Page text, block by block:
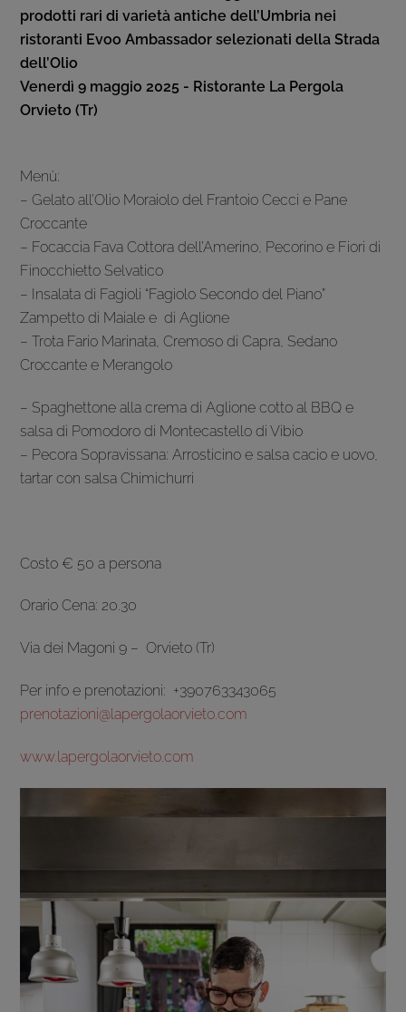
prodotti rari di varietà antiche dell’Umbria nei
ristoranti Evoo Ambassador selezionati della Strada
dell’Olio
Venerdì 9 maggio​ 2025 -​ Ristorante La Pergola
Orvieto (Tr)
Menù:
– Gelato all’Olio Moraiolo del Frantoio Cecci e Pane
Croccante
– Focaccia Fava Cottora dell’Amerino, Pecorino e Fiori di
Finocchietto Selvatico
– Insalata di Fagioli “Fagiolo Secondo del Piano”
Zampetto di Maiale e di Aglione
– Trota Fario Marinata, Cremoso di Capra, Sedano
Croccante e Merangolo
– Spaghettone alla crema di Aglione cotto al BBQ e
salsa di Pomodoro di Montecastello di Vibio
– Pecora Sopravissana: Arrosticino e salsa cacio e uovo,
tartar con salsa Chimichurri
Costo € 50 a persona
Orario Cena: 20.30
Via dei Magoni 9 – Orvieto (Tr)
Per info e prenotazioni: +390763343065
prenotazioni@lapergolaorvieto.com
www.lapergolaorvieto.com